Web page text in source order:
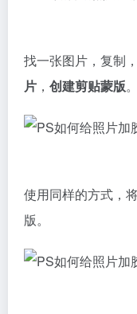
找一张图片，复制
片 ， 创建剪贴蒙版。
使用同样的方式，
版。